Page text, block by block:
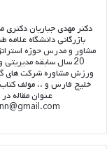
دکتر مهدی جباریان
بازرگانی دانشگاه
مشاور و مدرس حوزه
20 سال سابقه
ورزش مشاوره شرکت های
عنوان مقاله